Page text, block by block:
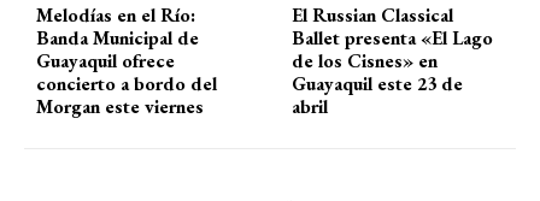
Melodías en el Río:
Banda Municipal de
Guayaquil ofrece
concierto a bordo del
Morgan este viernes
El Russian Classical
Ballet presenta «El Lago
de los Cisnes» en
Guayaquil este 23 de
abril